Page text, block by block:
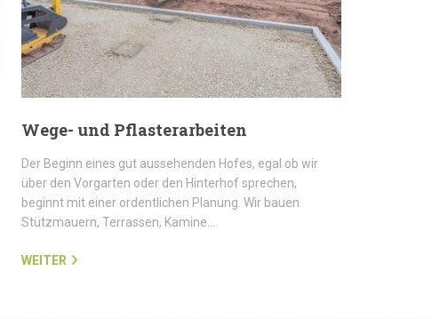
Wege- und Pflasterarbeiten
Der Beginn eines gut aussehenden Hofes, egal ob wir
über den Vorgarten oder den Hinterhof sprechen,
beginnt mit einer ordentlichen Planung. Wir bauen
Stützmauern, Terrassen, Kamine…
WEITER